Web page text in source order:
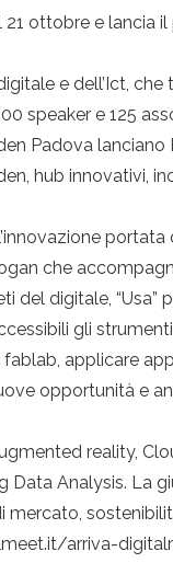
ottobre e lancia il
e dell’Ict,
speaker e 125
Padova
hub innovativi,
che
digitale, “Usa”
gli
applicare
opportunità e
reality,
Analysis. La
arriva-